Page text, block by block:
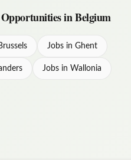
in Belgium
Jobs in Ghent
Jobs in Wallonia